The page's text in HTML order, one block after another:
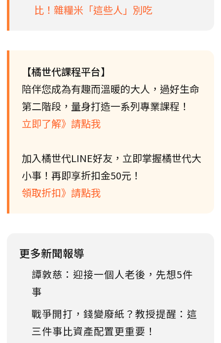
比！雜糧米「這些人」別吃
【橘世代課程平台】
陪伴您成為有趣而溫暖的大人，過好生命
第二階段，量身打造一系列專業課程！
立即了解》請點我
加入橘世代LINE好友，立即掌握橘世代大
小事！再即享折扣金50元！
領取折扣》請點我
更多新聞報導
譚敦慈：迎接一個人老後，先想5件
事
戰爭開打，錢變廢紙？教授提醒：這
三件事比資產配置更重要！